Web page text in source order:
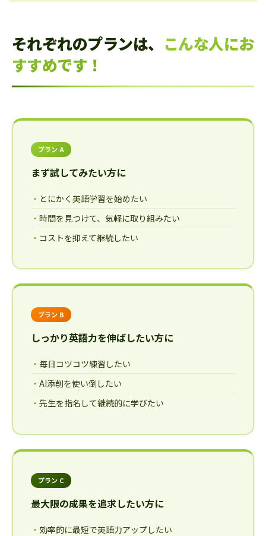
それぞれのプランは、 こんな人にお
すすめです！
プラン A
まず試してみたい方に
とにかく英語学習を始めたい
時間を見つけて、気軽に取り組みたい
コストを抑えて継続したい
プラン B
しっかり英語力を伸ばしたい方に
毎日コツコツ練習したい
AI添削を使い倒したい
先生を指名して継続的に学びたい
プラン C
最大限の成果を追求したい方に
効率的に最短で英語力アップしたい